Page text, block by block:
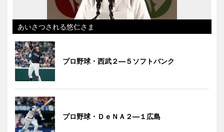
あいさつされる悠仁さま
プロ野球・西武２―５ソフトバンク
プロ野球・ＤｅＮＡ２―１広島